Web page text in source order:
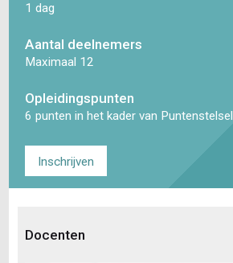
1 dag
Aantal deelnemers
Maximaal 12
Opleidingspunten
6 punten in het kader van Puntenstelsel
Inschrijven
Docenten